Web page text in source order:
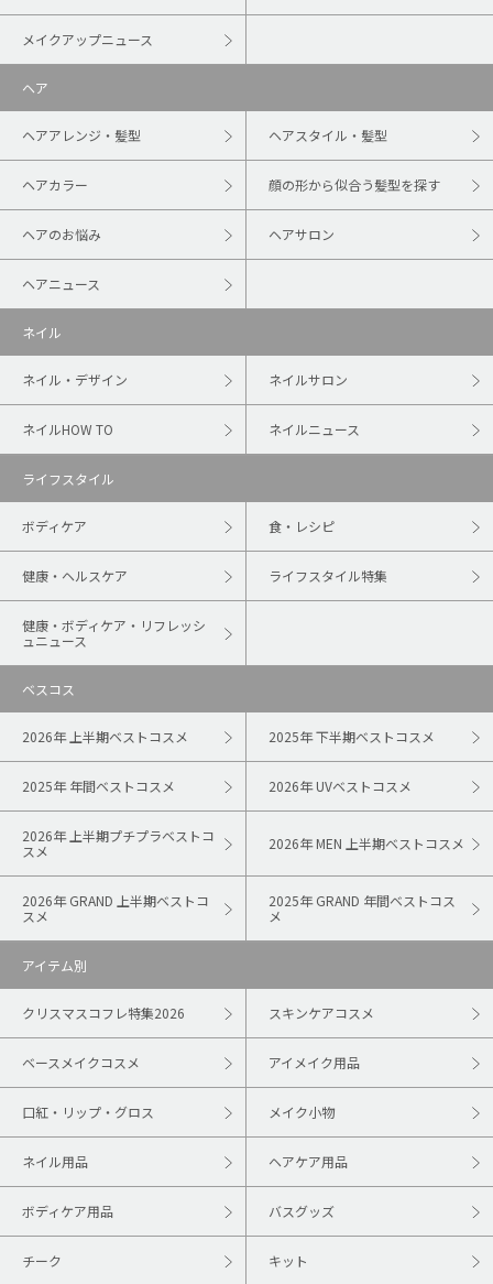
メイクアップニュース
ヘア
ヘアアレンジ・髪型 ヘアスタイル・髪型
ヘアカラー 顔の形から似合う髪型を探す
ヘアのお悩み ヘアサロン
ヘアニュース
ネイル
ネイル・デザイン ネイルサロン
ネイルHOW TO ネイルニュース
ライフスタイル
ボディケア 食・レシピ
健康・ヘルスケア ライフスタイル特集
健康・ボディケア・リフレッシ
ュニュース
ベスコス
2026年 上半期ベストコスメ 2025年 下半期ベストコスメ
2025年 年間ベストコスメ 2026年 UVベストコスメ
2026年 上半期プチプラベストコ
スメ
2026年 MEN 上半期ベストコスメ
2026年 GRAND 上半期ベストコ
スメ
2025年 GRAND 年間ベストコス
メ
アイテム別
クリスマスコフレ特集2026 スキンケアコスメ
ベースメイクコスメ アイメイク用品
口紅・リップ・グロス メイク小物
ネイル用品 ヘアケア用品
ボディケア用品 バスグッズ
チーク キット